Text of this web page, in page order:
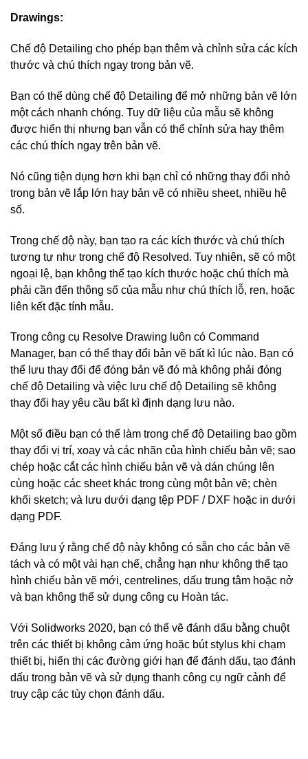
Drawings:
Chế độ Detailing cho phép bạn thêm và chỉnh sửa các kích
thước và chú thích ngay trong bản vẽ.
Bạn có thể dùng chế độ Detailing để mở những bản vẽ lớn
một cách nhanh chóng. Tuy dữ liệu của mẫu sẽ không
được hiển thị nhưng bạn vẫn có thể chỉnh sửa hay thêm
các chú thích ngay trên bản vẽ.
Nó cũng tiện dụng hơn khi bạn chỉ có những thay đổi nhỏ
trong bản vẽ lắp lớn hay bản vẽ có nhiều sheet, nhiều hệ
số.
Trong chế độ này, bạn tạo ra các kích thước và chú thích
tương tự như trong chế độ Resolved. Tuy nhiên, sẽ có một
ngoại lệ, bạn không thể tạo kích thước hoặc chú thích mà
phải cần đến thông số của mẫu như chú thích lỗ, ren, hoặc
liên kết đặc tính mẫu.
Trong công cụ Resolve Drawing luôn có Command
Manager, bạn có thể thay đổi bản vẽ bất kì lúc nào. Bạn có
thể lưu thay đổi để đóng bản vẽ đó mà không phải đóng
chế độ Detailing và việc lưu chế độ Detailing sẽ không
thay đổi hay yêu cầu bất kì định dạng lưu nào.
Một số điều bạn có thể làm trong chế độ Detailing bao gồm
thay đổi vị trí, xoay và các nhãn của hình chiếu bản vẽ; sao
chép hoặc cắt các hình chiếu bản vẽ và dán chúng lên
cùng hoặc các sheet khác trong cùng một bản vẽ; chèn
khối sketch; và lưu dưới dạng tệp PDF / DXF hoặc in dưới
dạng PDF.
Đáng lưu ý rằng chế độ này không có sẵn cho các bản vẽ
tách và có một vài hạn chế, chẳng hạn như không thể tạo
hình chiếu bản vẽ mới, centrelines, dấu trung tâm hoặc nở
và bạn không thể sử dụng công cụ Hoàn tác.
Với Solidworks 2020, bạn có thể vẽ đánh dấu bằng chuột
trên các thiết bị không cảm ứng hoặc bút stylus khi chạm
thiết bị, hiển thị các đường giới hạn để đánh dấu, tạo đánh
dấu trong bản vẽ và sử dụng thanh công cụ ngữ cảnh để
truy cập các tùy chọn đánh dấu.